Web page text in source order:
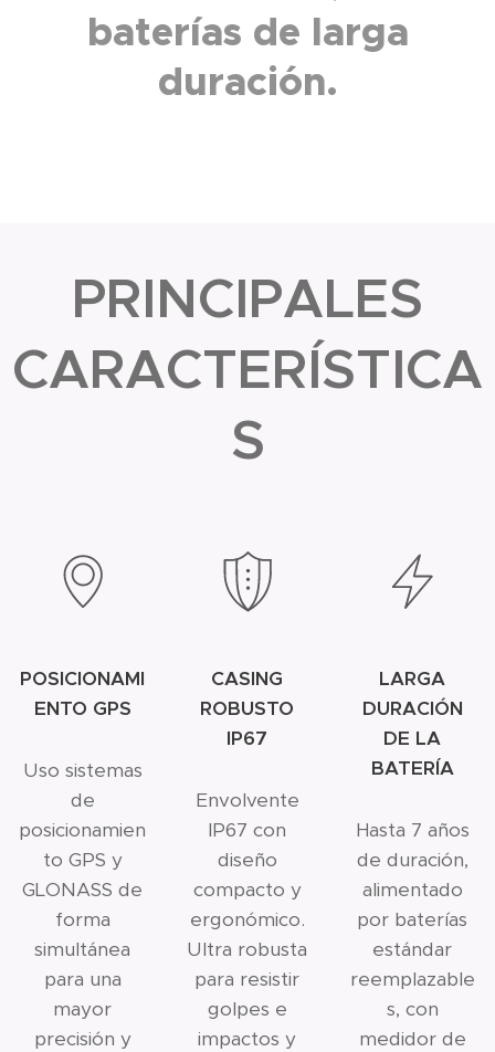
baterías de larga
duración.
PRINCIPALES
CARACTERÍSTICA
S
POSICIONAMI
ENTO GPS
Uso sistemas
de
posicionamien
to GPS y
GLONASS de
forma
simultánea
para una
mayor
precisión y
CASING
ROBUSTO
IP67
Envolvente
IP67 con
diseño
compacto y
ergonómico.
Ultra robusta
para resistir
golpes e
impactos y
LARGA
DURACIÓN
DE LA
BATERÍA
Hasta 7 años
de duración,
alimentado
por baterías
estándar
reemplazable
s, con
medidor de